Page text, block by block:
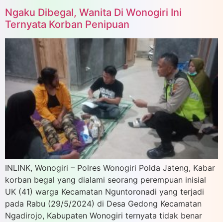
Ngaku Dibegal, Wanita Di Wonogiri Ini
Ternyata Korban Penipuan
INLINK, Wonogiri – Polres Wonogiri Polda Jateng, Kabar
korban begal yang dialami seorang perempuan inisial
UK (41) warga Kecamatan Nguntoronadi yang terjadi
pada Rabu (29/5/2024) di Desa Gedong Kecamatan
Ngadirojo, Kabupaten Wonogiri ternyata tidak benar